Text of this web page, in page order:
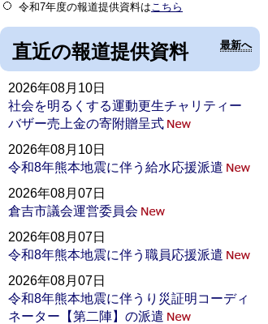
令和7年度の報道提供資料はこちら
直近の報道提供資料 最新へ
2026年08月10日
社会を明るくする運動更生チャリティー
バザー売上金の寄附贈呈式
2026年08月10日
令和8年熊本地震に伴う給水応援派遣
2026年08月07日
倉吉市議会運営委員会
2026年08月07日
令和8年熊本地震に伴う職員応援派遣
2026年08月07日
令和8年熊本地震に伴うり災証明コーディ
ネーター【第二陣】の派遣